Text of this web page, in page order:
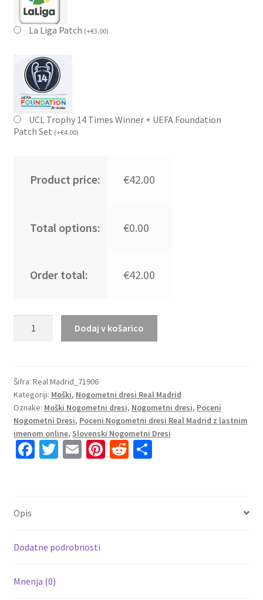
La Liga Patch (+€3.00)
UCL Trophy 14 Times Winner + UEFA Foundation
Patch Set (+€4.00)
Product price: €42.00
Total options: €0.00
Order total: €42.00
Madrid
Domači
2023
Dolgi
Rokav
+
2
Dodaj v košarico
Šifra: Real Madrid_71906
Kategoriji: Moški, Nogometni dresi Real Madrid
Oznake: Moški Nogometni dresi, Nogometni dresi, Poceni
Nogometni Dresi, Poceni Nogometni dresi Real Madrid z lastnim
imenom online, Slovenski Nogometni Dresi
Fa
k
T E Pi R S
Opis
Dodatne podrobnosti
Mnenja (0)